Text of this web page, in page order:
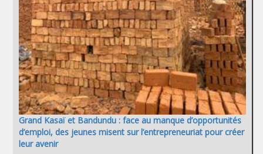
Grand Kasaï et Bandundu : face au manque d’opportunités
d’emploi, des jeunes misent sur l’entrepreneuriat pour créer
leur avenir